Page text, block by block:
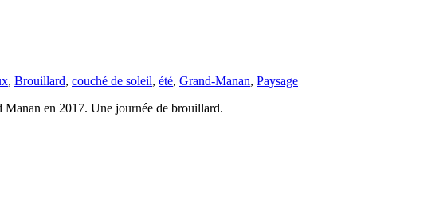
, Brouillard, couché de soleil, été, Grand-Manan, Paysage
en 2017. Une journée de brouillard.